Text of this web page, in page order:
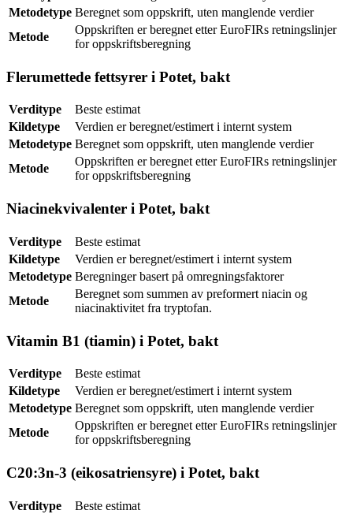
Metodetype Beregnet som oppskrift, uten manglende verdier
Metode
Oppskriften er beregnet etter EuroFIRs retningslinjer
for oppskriftsberegning
Flerumettede fettsyrer i Potet, bakt
Verditype
Beste estimat
Kildetype
Verdien er beregnet/estimert i internt system
Metodetype Beregnet som oppskrift, uten manglende verdier
Metode
Oppskriften er beregnet etter EuroFIRs retningslinjer
for oppskriftsberegning
Niacinekvivalenter i Potet, bakt
Verditype
Beste estimat
Kildetype
Verdien er beregnet/estimert i internt system
Metodetype Beregninger basert på omregningsfaktorer
Metode
Beregnet som summen av preformert niacin og
niacinaktivitet fra tryptofan.
Vitamin B1 (tiamin) i Potet, bakt
Verditype
Beste estimat
Kildetype
Verdien er beregnet/estimert i internt system
Metodetype Beregnet som oppskrift, uten manglende verdier
Metode
Oppskriften er beregnet etter EuroFIRs retningslinjer
for oppskriftsberegning
C20:3n-3 (eikosatriensyre) i Potet, bakt
Verditype
Beste estimat